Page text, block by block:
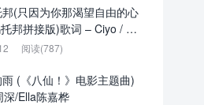
(只因为你那渴望自由的心
邦拼接版)歌词 – Ciyo / 见
乌托邦P
阅读(787)
(《八仙！》电影主题曲)
深/Ella陈嘉桦